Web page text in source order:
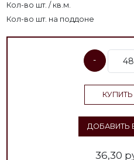
Кол-во шт. / кв.м.
Кол-во шт. на поддоне
-
КУПИТЬ
ДОБАВИТЬ
36,30